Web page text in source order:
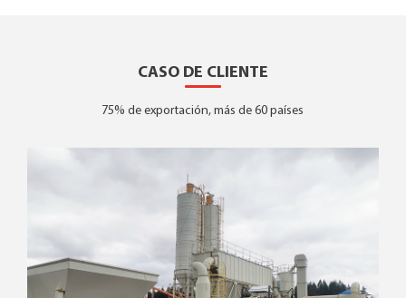
CASO DE CLIENTE
75% de exportación, más de 60 países